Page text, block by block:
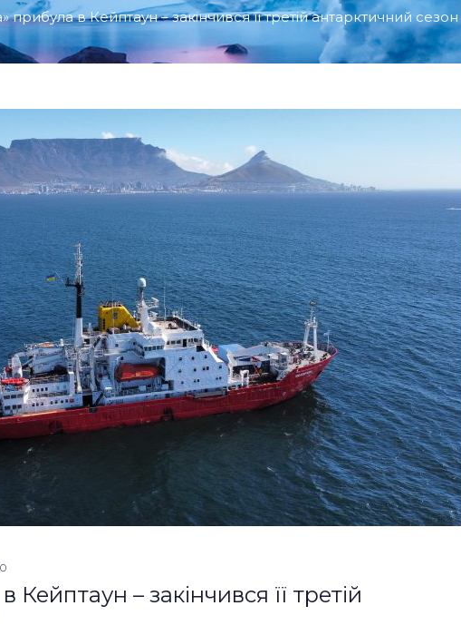
в Кейптаун – закінчився її третій антарктичний сезон
– закінчився її третій